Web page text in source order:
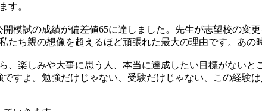
す。
模試の成績が偏差値65に達しました。先生が志望校の変
ち親の想像を超えるほど頑張れた最大の理由です。あの
楽しみや大事に思う人、本当に達成したい目標がない
すよ。勉強だけじゃない、受験だけじゃない、この経験